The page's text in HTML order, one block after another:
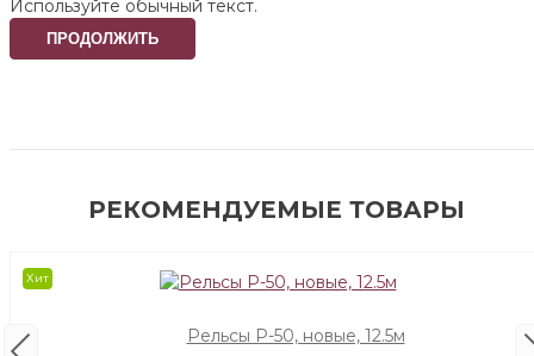
Используйте обычный текст.
ПРОДОЛЖИТЬ
РЕКОМЕНДУЕМЫЕ ТОВАРЫ
Хит
Рельсы Р-50, новые, 12.5м